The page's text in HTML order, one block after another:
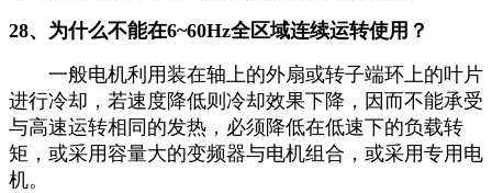
28、为什么不能在6~60Hz全区域连续运转使用？
一般电机利用装在轴上的外扇或转子端环上的叶片
进行冷却，若速度降低则冷却效果下降，因而不能承受
与高速运转相同的发热，必须降低在低速下的负载转
矩，或采用容量大的变频器与电机组合，或采用专用电
机。